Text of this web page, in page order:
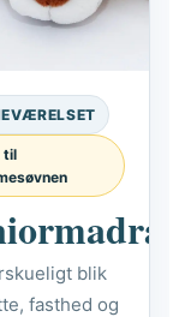
til
blik
fasthed og